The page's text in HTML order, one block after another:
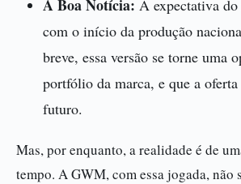
A Boa Notícia: A expectativa
com o início da produção
breve, essa versão se torne uma
portfólio da marca, e que a
futuro.
Mas, por enquanto, a realidade é de
tempo. A GWM, com essa jogada, não